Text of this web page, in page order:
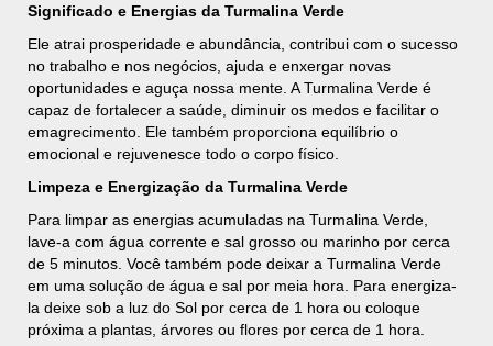
Significado e Energias da Turmalina Verde
Ele atrai prosperidade e abundância, contribui com o sucesso
no trabalho e nos negócios, ajuda e enxergar novas
oportunidades e aguça nossa mente. A Turmalina Verde é
capaz de fortalecer a saúde, diminuir os medos e facilitar o
emagrecimento. Ele também proporciona equilíbrio o
emocional e rejuvenesce todo o corpo físico.
Limpeza e Energização da Turmalina Verde
Para limpar as energias acumuladas na Turmalina Verde,
lave-a com água corrente e sal grosso ou marinho por cerca
de 5 minutos. Você também pode deixar a Turmalina Verde
em uma solução de água e sal por meia hora. Para energiza-
la deixe sob a luz do Sol por cerca de 1 hora ou coloque
próxima a plantas, árvores ou flores por cerca de 1 hora.